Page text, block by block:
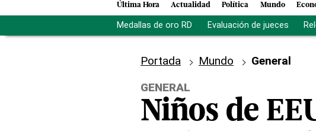
Última Hora Actualidad Política Mundo
Medallas de oro RD Evaluación de jueces
Portada Mundo
General
GENERAL
Niños de